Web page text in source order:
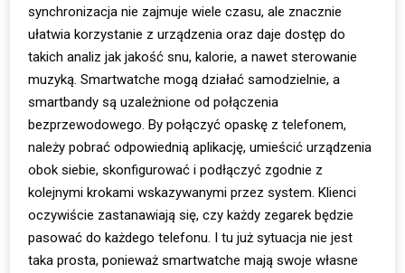
synchronizacja nie zajmuje wiele czasu, ale znacznie
ułatwia korzystanie z urządzenia oraz daje dostęp do
takich analiz jak jakość snu, kalorie, a nawet sterowanie
muzyką. Smartwatche mogą działać samodzielnie, a
smartbandy są uzależnione od połączenia
bezprzewodowego. By połączyć opaskę z telefonem,
należy pobrać odpowiednią aplikację, umieścić urządzenia
obok siebie, skonfigurować i podłączyć zgodnie z
kolejnymi krokami wskazywanymi przez system. Klienci
oczywiście zastanawiają się, czy każdy zegarek będzie
pasować do każdego telefonu. I tu już sytuacja nie jest
taka prosta, ponieważ smartwatche mają swoje własne